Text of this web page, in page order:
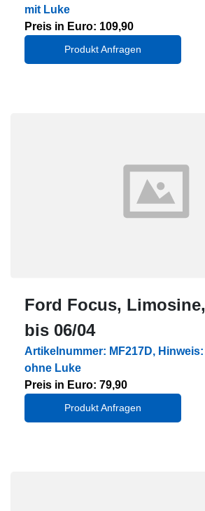
mit Luke
Preis in Euro: 109,90
Produkt Anfragen
Ford Focus, Limosine,
bis 06/04
Artikelnummer: MF217D, Hinweis:
ohne Luke
Preis in Euro: 79,90
Produkt Anfragen